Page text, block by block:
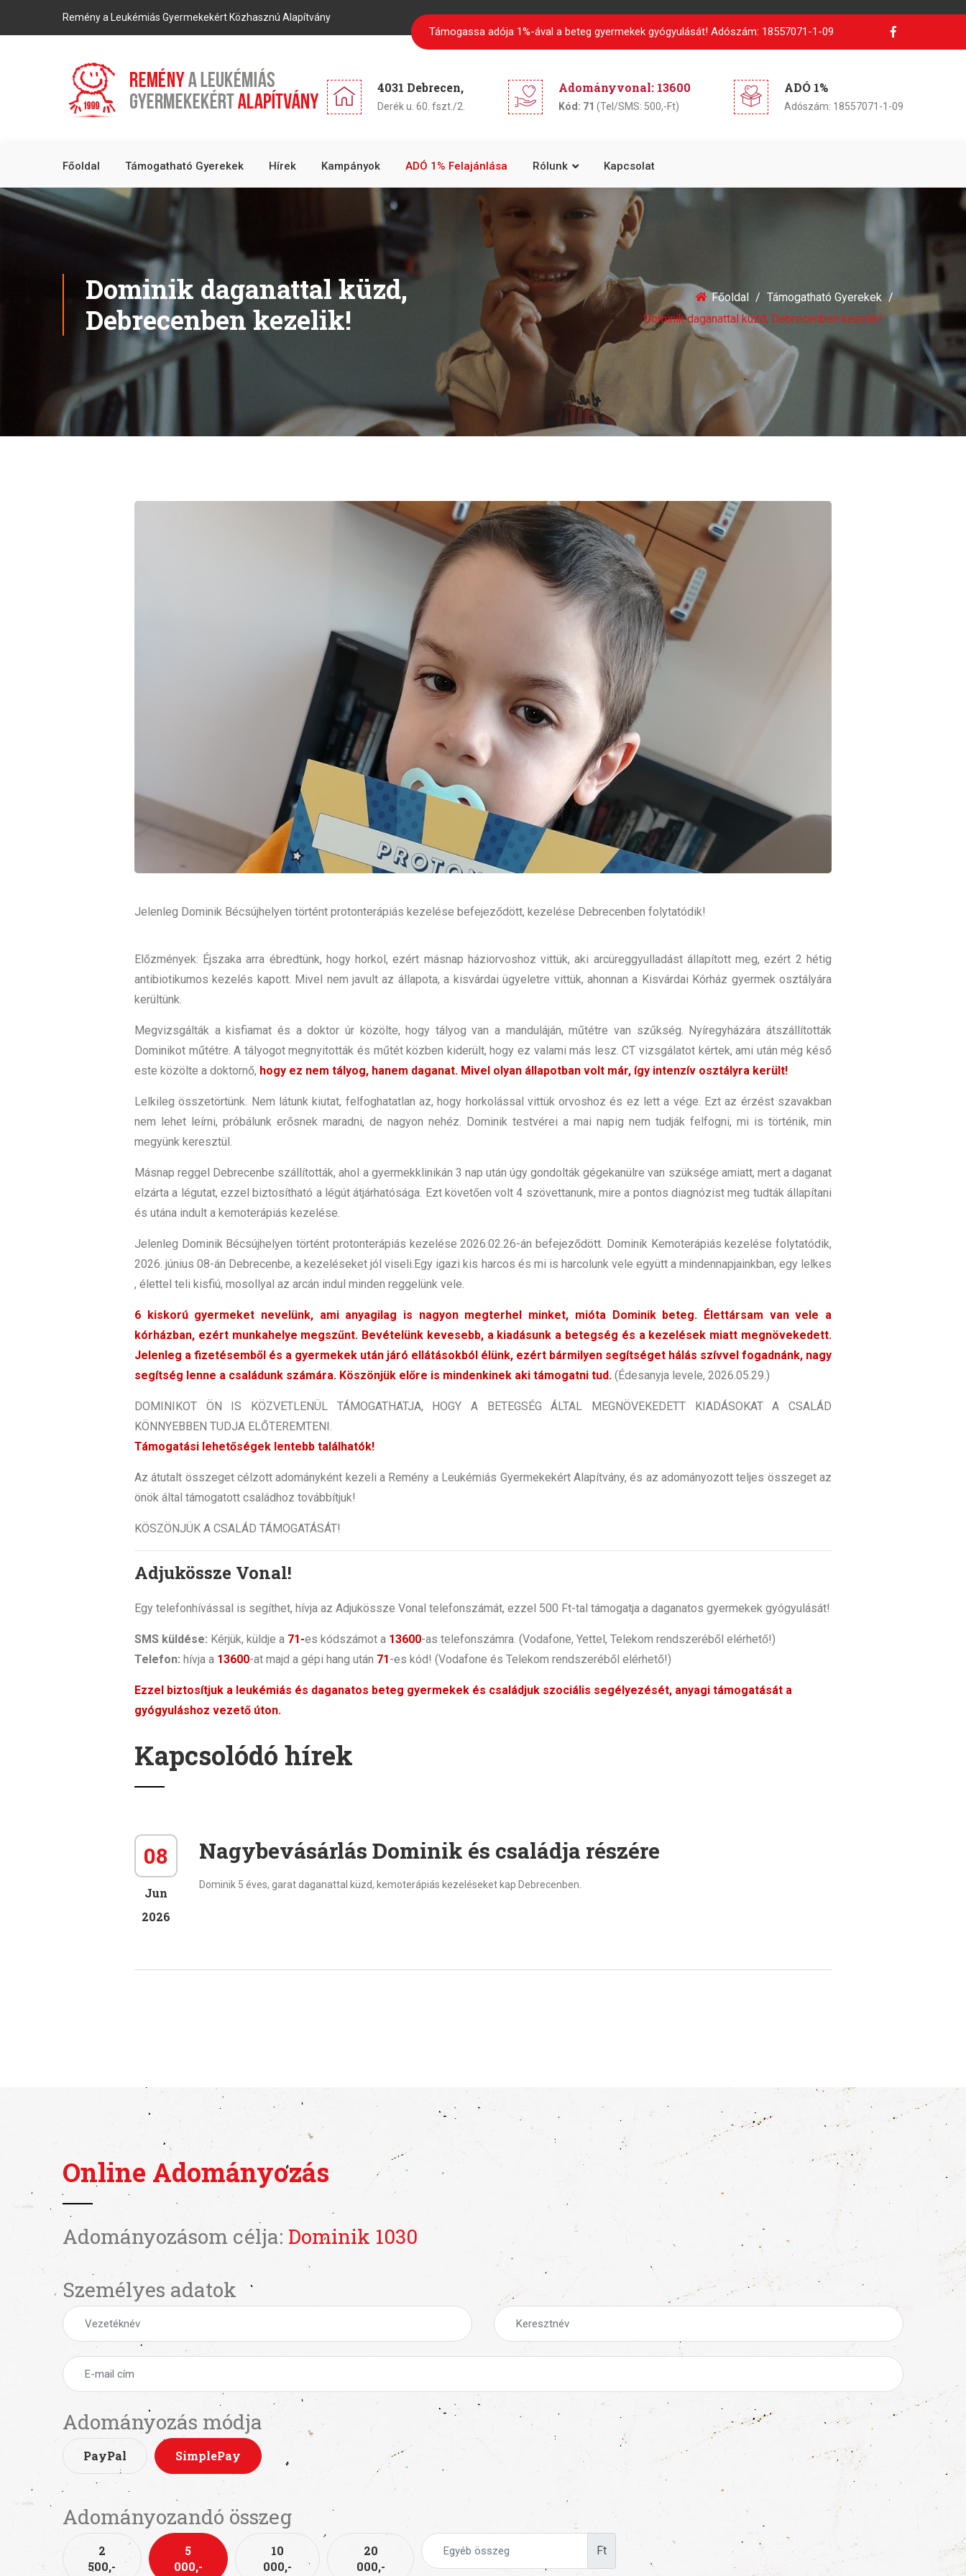
Remény a Leukémiás Gyermekekért Közhasznú Alapítvány
Támogassa adója 1%-ával a beteg gyermekek gyógyulását! Adószám: 18557071-1-09
4031 Debrecen,
Derék u. 60. fszt./2.
Adományvonal: 13600
Kód: 71 (Tel/SMS: 500,-Ft)
ADÓ 1%
Adószám: 18557071-1-09
Főoldal Támogatható Gyerekek Hírek Kampányok ADÓ 1% Felajánlása Rólunk Kapcsolat
Dominik daganattal küzd,
Debrecenben kezelik!
Főoldal
Támogatható Gyerekek
Dominik daganattal küzd, Debrecenben kezelik!
Jelenleg Dominik Bécsújhelyen történt protonterápiás kezelése befejeződött, kezelése Debrecenben folytatódik!
Előzmények: Éjszaka arra ébredtünk, hogy horkol, ezért másnap háziorvoshoz vittük, aki arcüreggyulladást állapított meg, ezért 2 hétig
antibiotikumos kezelés kapott. Mivel nem javult az állapota, a kisvárdai ügyeletre vittük, ahonnan a Kisvárdai Kórház gyermek osztályára
kerültünk.
Megvizsgálták a kisfiamat és a doktor úr közölte, hogy tályog van a manduláján, műtétre van szűkség. Nyíregyházára átszállították
Dominikot műtétre. A tályogot megnyitották és műtét közben kiderült, hogy ez valami más lesz. CT vizsgálatot kértek, ami után még késő
este közölte a doktornő, hogy ez nem tályog, hanem daganat. Mivel olyan állapotban volt már, így intenzív osztályra került!
Lelkileg összetörtünk. Nem látunk kiutat, felfoghatatlan az, hogy horkolással vittük orvoshoz és ez lett a vége. Ezt az érzést szavakban
nem lehet leírni, próbálunk erősnek maradni, de nagyon nehéz. Dominik testvérei a mai napig nem tudják felfogni, mi is történik, min
megyünk keresztül.
Másnap reggel Debrecenbe szállították, ahol a gyermekklinikán 3 nap után úgy gondolták gégekanülre van szüksége amiatt, mert a daganat
elzárta a légutat, ezzel biztosítható a légút átjárhatósága. Ezt követően volt 4 szövettanunk, mire a pontos diagnózist meg tudták állapítani
és utána indult a kemoterápiás kezelése.
Jelenleg Dominik Bécsújhelyen történt protonterápiás kezelése 2026.02.26-án befejeződött. Dominik Kemoterápiás kezelése folytatódik​,
2026.június​08​-án Debrecenbe​, a kezeléseket jól viseli.Egy igazi kis harcos és mi is harcolunk vele együtt a mindennapjainkban​, egy lelkes
, élettel teli kisfiú​, mosollyal az arcán indul minden reggelünk vel​e.
6 kiskorú gyermeket nevelünk, ami anyagilag is nagyon megterhel minket, mióta Dominik beteg. Élettársam van vele a
kórházban, ezért munkahelye megszűnt. Bevételünk kevesebb, a kiadásunk a betegség és a kezelések miatt megnövekedett.
Jelenleg a fizetésemből és a gyermekek után járó ellátásokból élünk, ezért bármilyen segítséget hálás szívvel fogadnánk, nagy
segítség lenne a családunk számára. Köszönjük előre is mindenkinek aki támogatni tud.(Édesanyja levele, 2026.05.29.)
DOMINIKOT ÖN IS KÖZVETLENÜL TÁMOGATHATJA, HOGY A BETEGSÉG ÁLTAL MEGNÖVEKEDETT KIADÁSOKAT A CSALÁD
KÖNNYEBBEN TUDJA ELŐTEREMTENI.
Támogatási lehetőségek lentebb találhatók!
Az átutalt összeget célzott adományként kezeli a Remény a Leukémiás Gyermekekért Alapítvány, és az adományozott teljes összeget az
önök által támogatott családhoz továbbítjuk!
KÖSZÖNJÜK A CSALÁD TÁMOGATÁSÁT!
Adjukössze Vonal!
Egy telefonhívással is segíthet, hívja az Adjukössze Vonal telefonszámát, ezzel 500 Ft-tal támogatja a daganatos gyermekek gyógyulását!
SMS küldése: Kérjük, küldje a 71-es kódszámot a 13600-as telefonszámra. (Vodafone, Yettel, Telekom rendszeréből elérhető!)
Telefon: hívja a 13600-at majd a gépi hang után 71-es kód! (Vodafone és Telekom rendszeréből elérhető!)
Ezzel biztosítjuk a leukémiás és daganatos beteg gyermekek és családjuk szociális segélyezését, anyagi támogatását a
gyógyuláshoz vezető úton.
Kapcsolódó hírek
08
Jun
2026
Nagybevásárlás Dominik és családja részére
Dominik 5 éves, garat daganattal küzd, kemoterápiás kezeléseket kap Debrecenben.
Online Adományozás
Adományozásom célja: Dominik 1030
Személyes adatok
Adományozás módja
PayPal SimplePay
Adományozandó összeg
2
500,-
5
000,-
10
000,-
20
000,-
Ft